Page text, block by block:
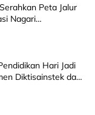
Peta Jalur
Nagari
Hari Jadi
Diktisainstek dan